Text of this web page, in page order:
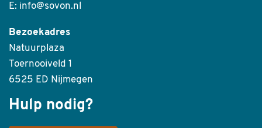
E: info@sovon.nl
Bezoekadres
Natuurplaza
Toernooiveld 1
6525 ED Nijmegen
Hulp nodig?